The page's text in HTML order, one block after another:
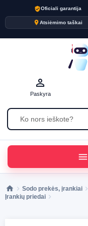
verified_userOficiali garantija
placeAtsiėmimo taškai
person_outline
Paskyra
menu
Sodo prekės, įrankiai
Įrankių priedai